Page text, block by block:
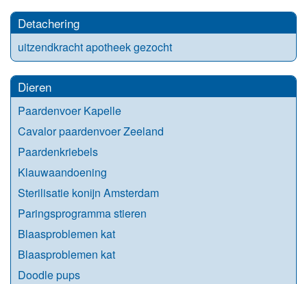
Detachering
uitzendkracht apotheek gezocht
Dieren
Paardenvoer Kapelle
Cavalor paardenvoer Zeeland
Paardenkriebels
Klauwaandoening
Sterilisatie konijn Amsterdam
Paringsprogramma stieren
Blaasproblemen kat
Blaasproblemen kat
Doodle pups